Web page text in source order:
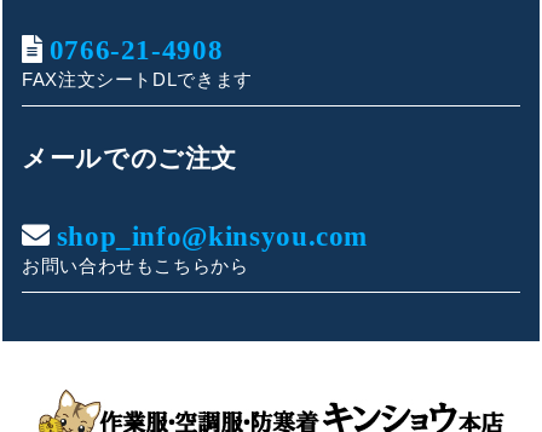
キンショウお問い合わせサポート
こんにちは！
お買い物やお問い合わせ相談のサポートをさせていただい
ご質問内容をお選びください。
🦺 購入前によくあるご質問
0766-21-4908
FAX注文シートDLできます
メールでのご注文
shop_info@kinsyou.com
お問い合わせもこちらから